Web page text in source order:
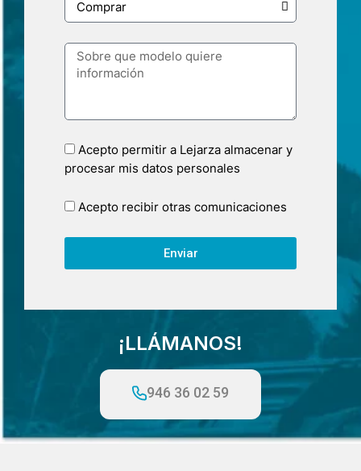
Acepto permitir a Lejarza almacenar y
procesar mis datos personales
Acepto recibir otras comunicaciones
Enviar
¡LLÁMANOS!
946 36 02 59